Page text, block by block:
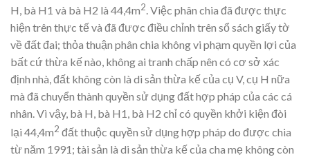
H, bà H1 và bà H2 là 44,4m2. Việc phân chia đã được thực
hiện trên thực tế và đã được điều chỉnh trên sổ sách giấy tờ
về đất đai; thỏa thuận phân chia không vi phạm quyền lợi của
bất cứ thừa kế nào, không ai tranh chấp nên có cơ sở xác
định nhà, đất không còn là di sản thừa kế của cụ V, cụ H nữa
mà đã chuyển thành quyền sử dụng đất hợp pháp của các cá
nhân. Vì vậy, bà H, bà H1, bà H2 chỉ có quyền khởi kiện đòi
lại 44,4m2 đất thuộc quyền sử dụng hợp pháp do được chia
từ năm 1991; tài sản là di sản thừa kế của cha mẹ không còn